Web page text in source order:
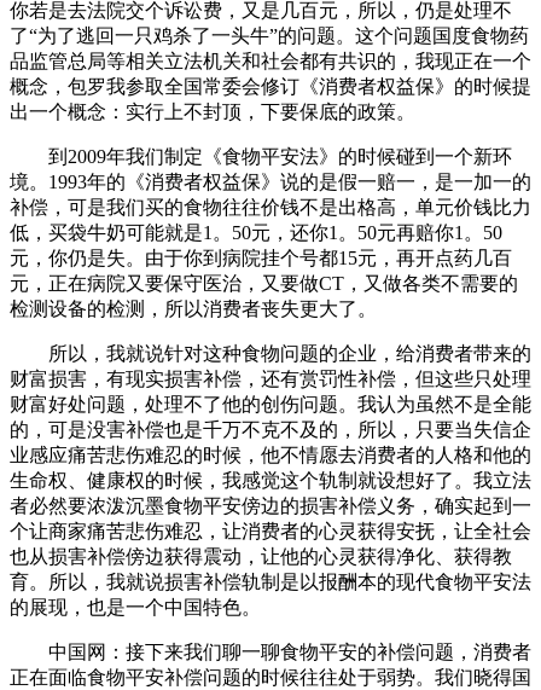
你若是去法院交个诉讼费，又是几百元，所以，仍是处理不
了“为了逃回一只鸡杀了一头牛”的问题。这个问题国度食物药
品监管总局等相关立法机关和社会都有共识的，我现正在一个
概念，包罗我参取全国常委会修订《消费者权益保》的时候提
出一个概念：实行上不封顶，下要保底的政策。
到2009年我们制定《食物平安法》的时候碰到一个新环
境。1993年的《消费者权益保》说的是假一赔一，是一加一的
补偿，可是我们买的食物往往价钱不是出格高，单元价钱比力
低，买袋牛奶可能就是1。50元，还你1。50元再赔你1。50
元，你仍是失。由于你到病院挂个号都15元，再开点药几百
元，正在病院又要保守医治，又要做CT，又做各类不需要的
检测设备的检测，所以消费者丧失更大了。
所以，我就说针对这种食物问题的企业，给消费者带来的
财富损害，有现实损害补偿，还有赏罚性补偿，但这些只处理
财富好处问题，处理不了他的创伤问题。我认为虽然不是全能
的，可是没害补偿也是千万不克不及的，所以，只要当失信企
业感应痛苦悲伤难忍的时候，他不情愿去消费者的人格和他的
生命权、健康权的时候，我感觉这个轨制就设想好了。我立法
者必然要浓泼沉墨食物平安傍边的损害补偿义务，确实起到一
个让商家痛苦悲伤难忍，让消费者的心灵获得安抚，让全社会
也从损害补偿傍边获得震动，让他的心灵获得净化、获得教
育。所以，我就说损害补偿轨制是以报酬本的现代食物平安法
的展现，也是一个中国特色。
中国网：接下来我们聊一聊食物平安的补偿问题，消费者
正在面临食物平安补偿问题的时候往往处于弱势。我们晓得国